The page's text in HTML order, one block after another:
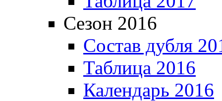
Сезон 2016
Состав дубля
Таблица 2016
Календарь 2016